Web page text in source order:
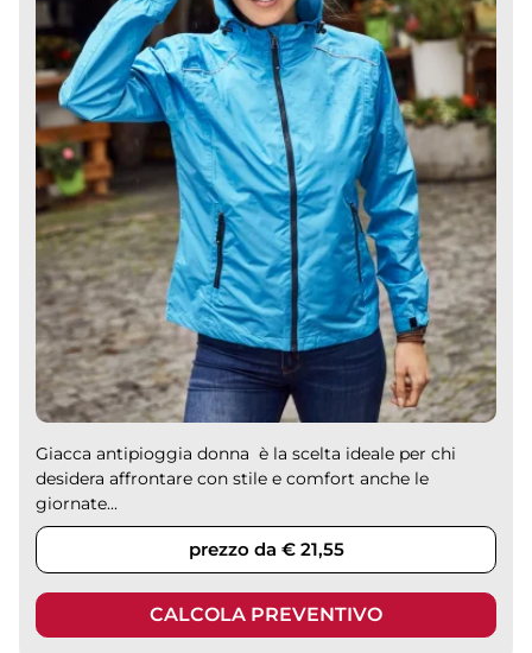
Giacca antipioggia donna è la scelta ideale per chi
desidera affrontare con stile e comfort anche le
giornate...
prezzo da € 21,55
CALCOLA PREVENTIVO